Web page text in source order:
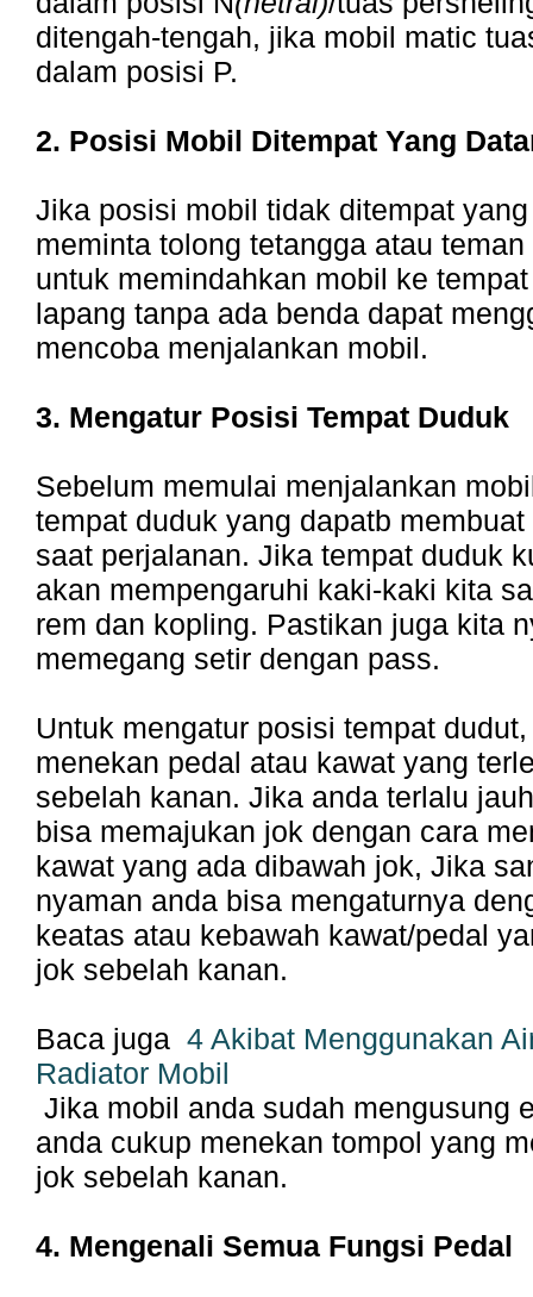
ditengah-tengah, jika mobil matic
dalam posisi P.
2. Posisi Mobil Ditempat Yang
Jika posisi mobil tidak ditempat
meminta tolong tetangga atau
untuk memindahkan mobil ke
lapang tanpa ada benda dapat
mencoba menjalankan mobil.
3. Mengatur Posisi Tempat Duduk
Sebelum memulai menjalankan
tempat duduk yang dapatb
saat perjalanan. Jika tempat duduk
akan mempengaruhi kaki-kaki kita
rem dan kopling. Pastikan juga kita
memegang setir dengan pass.
Untuk mengatur posisi tempat
menekan pedal atau kawat yang
sebelah kanan. Jika anda terlalu
bisa memajukan jok dengan cara
kawat yang ada dibawah jok, Jika
nyaman anda bisa mengaturnya
keatas atau kebawah kawat/pedal
jok sebelah kanan.
Baca juga 4 Akibat Menggunakan
Radiator Mobil
Jika mobil anda sudah mengusung
anda cukup menekan tompol yang
jok sebelah kanan.
4. Mengenali Semua Fungsi Pedal